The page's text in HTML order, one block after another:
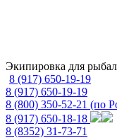
Экипировка для
8 (917) 650-19-19
8 (917) 650-19-19
8 (800) 350-52-21 (по
8 (917) 650-18-18
8 (8352) 31-73-71